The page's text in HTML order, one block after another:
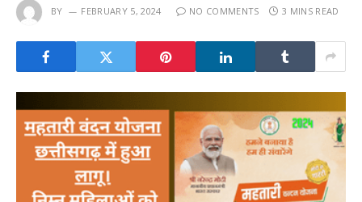
BY FEBRUARY 5, 2024 NO COMMENTS 3 MINS READ